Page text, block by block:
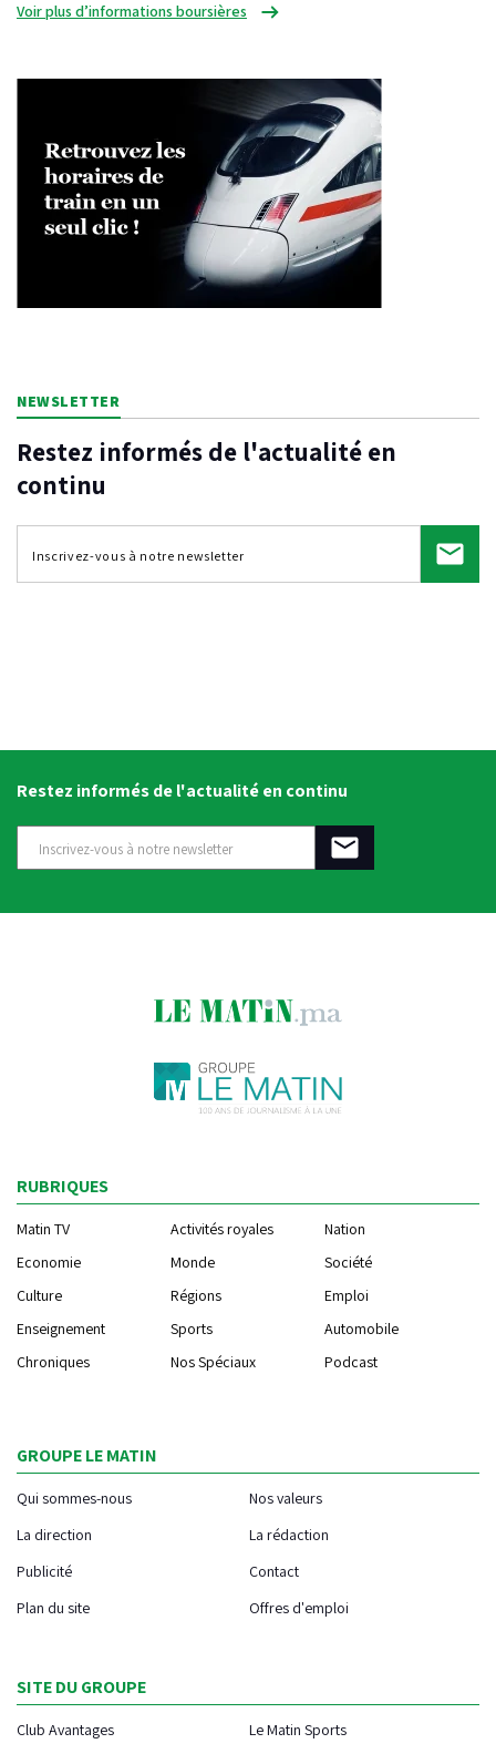
Voir plus d’informations boursières
NEWSLETTER
Restez informés de l'actualité en
continu
Restez informés de l'actualité en continu
RUBRIQUES
Matin TV Activités royales
Nation
Economie
Monde
Société
Culture
Régions
Emploi
Enseignement
Sports
Automobile
Chroniques
Nos Spéciaux Podcast
GROUPE LE MATIN
Qui sommes-nous
Nos valeurs
La direction
La rédaction
Publicité
Contact
Plan du site
Offres d'emploi
SITE DU GROUPE
Club Avantages Le Matin Sports